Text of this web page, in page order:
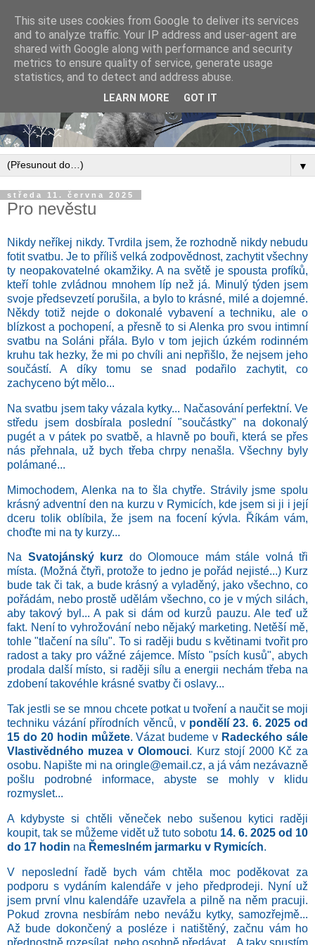
▼
středa 11. června 2025
Pro nevěstu
Nikdy neříkej nikdy. Tvrdila jsem, že rozhodně nikdy nebudu
fotit svatbu. Je to příliš velká zodpovědnost, zachytit všechny
ty neopakovatelné okamžiky. A na světě je spousta profíků,
kteří tohle zvládnou mnohem líp než já. Minulý týden jsem
svoje předsevzetí porušila, a bylo to krásné, milé a dojemné.
Někdy totiž nejde o dokonalé vybavení a techniku, ale o
blízkost a pochopení, a přesně to si Alenka pro svou intimní
svatbu na Soláni přála. Bylo v tom jejich úzkém rodinném
kruhu tak hezky, že mi po chvíli ani nepřišlo, že nejsem jeho
součástí. A díky tomu se snad podařilo zachytit, co
zachyceno být mělo...
Na svatbu jsem taky vázala kytky... Načasování perfektní. Ve
středu jsem dosbírala poslední "součástky" na dokonalý
pugét a v pátek po svatbě, a hlavně po bouři, která se přes
nás přehnala, už bych třeba chrpy nenašla. Všechny byly
polámané...
Mimochodem, Alenka na to šla chytře. Strávily jsme spolu
krásný adventní den na kurzu v Rymicích, kde jsem si ji i její
dceru tolik oblíbila, že jsem na focení kývla. Říkám vám,
choďte mi na ty kurzy...
Na Svatojánský kurz do Olomouce mám stále volná tři
místa. (Možná čtyři, protože to jedno je pořád nejisté...) Kurz
bude tak či tak, a bude krásný a vyladěný, jako všechno, co
pořádám, nebo prostě udělám všechno, co je v mých silách,
aby takový byl... A pak si dám od kurzů pauzu. Ale teď už
fakt. Není to vyhrožování nebo nějaký marketing. Netěší mě,
tohle "tlačení na sílu". To si raději budu s květinami tvořit pro
radost a taky pro vážné zájemce. Místo "psích kusů", abych
prodala další místo, si raději sílu a energii nechám třeba na
zdobení takovéhle krásné svatby či oslavy...
Tak jestli se se mnou chcete potkat u tvoření a naučit se moji
techniku vázání přírodních věnců, v pondělí 23. 6. 2025 od
15 do 20 hodin můžete. Vázat budeme v Radeckého sále
Vlastivědného muzea v Olomouci. Kurz stojí 2000 Kč za
osobu. Napište mi na oringle@email.cz, a já vám nezávazně
pošlu podrobné informace, abyste se mohly v klidu
rozmyslet...
A kdybyste si chtěli věneček nebo sušenou kytici raději
koupit, tak se můžeme vidět už tuto sobotu 14. 6. 2025 od 10
do 17 hodin na Řemeslném jarmarku v Rymicích.
V neposlední řadě bych vám chtěla moc poděkovat za
podporu s vydáním kalendáře v jeho předprodeji. Nyní už
jsem první vlnu kalendáře uzavřela a pilně na něm pracuji.
Pokud zrovna nesbírám nebo nevážu kytky, samozřejmě...
Až bude dokončený a posléze i natištěný, začnu vám ho
přednostně rozesílat, nebo osobně předávat... A taky spustím
This site uses cookies from Google to deliver its services
and to analyze traffic. Your IP address and user-agent are
shared with Google along with performance and security
metrics to ensure quality of service, generate usage
statistics, and to detect and address abuse.
LEARN MORE GOT IT